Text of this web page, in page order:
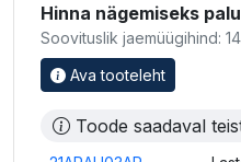
Hinna nägemiseks
Soovituslik jaemüügihind:
Ava tooteleht
Toode saadaval